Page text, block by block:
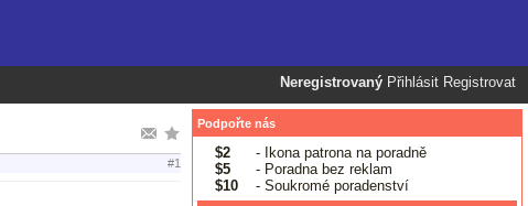
Neregistrovaný Přihlásit Registrovat
#1
Podpořte nás
$2
- Ikona patrona na poradně
$5
- Poradna bez reklam
$10
- Soukromé poradenství